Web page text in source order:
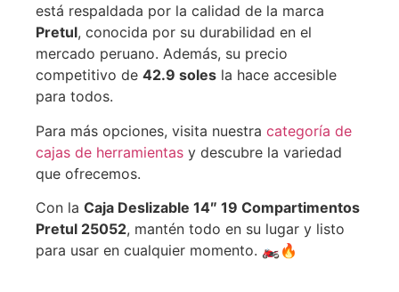
está respaldada por la calidad de la marca
Pretul, conocida por su durabilidad en el
mercado peruano. Además, su precio
competitivo de 42.9 soles la hace accesible
para todos.
Para más opciones, visita nuestra categoría de
cajas de herramientas y descubre la variedad
que ofrecemos.
Con la Caja Deslizable 14″ 19 Compartimentos
Pretul 25052, mantén todo en su lugar y listo
para usar en cualquier momento. 🏍️🔥